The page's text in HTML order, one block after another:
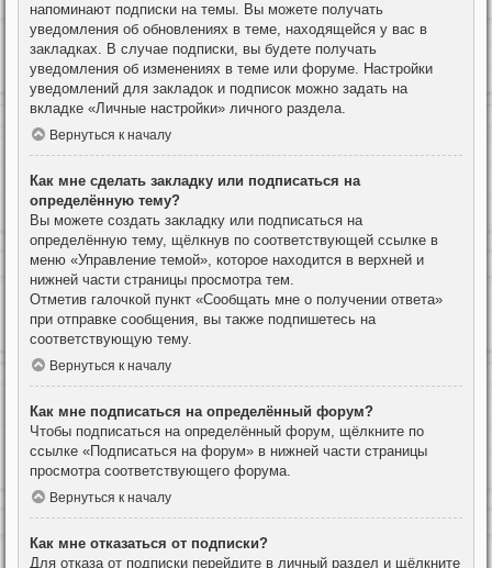
напоминают подписки на темы. Вы можете получать
уведомления об обновлениях в теме, находящейся у вас в
закладках. В случае подписки, вы будете получать
уведомления об изменениях в теме или форуме. Настройки
уведомлений для закладок и подписок можно задать на
вкладке «Личные настройки» личного раздела.
Вернуться к началу
Как мне сделать закладку или подписаться на
определённую тему?
Вы можете создать закладку или подписаться на
определённую тему, щёлкнув по соответствующей ссылке в
меню «Управление темой», которое находится в верхней и
нижней части страницы просмотра тем.
Отметив галочкой пункт «Сообщать мне о получении ответа»
при отправке сообщения, вы также подпишетесь на
соответствующую тему.
Вернуться к началу
Как мне подписаться на определённый форум?
Чтобы подписаться на определённый форум, щёлкните по
ссылке «Подписаться на форум» в нижней части страницы
просмотра соответствующего форума.
Вернуться к началу
Как мне отказаться от подписки?
Для отказа от подписки перейдите в личный раздел и щёлкните